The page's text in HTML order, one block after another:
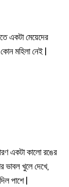
একটা মেয়েদের
মহিলা নেই |
একটা কালো রঙের
ভাবল খুলে দেখে,
পাশে |